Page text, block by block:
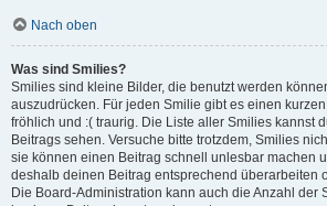
Nach oben
Was sind Smilies?
Smilies sind kleine Bilder, die benutzt werden
auszudrücken. Für jeden Smilie gibt es einen
fröhlich und :( traurig. Die Liste aller Smilies kannst
Beitrags sehen. Versuche bitte trotzdem, Smilies
sie können einen Beitrag schnell unlesbar machen
deshalb deinen Beitrag entsprechend überarbeiten
Die Board-Administration kann auch die Anzahl der